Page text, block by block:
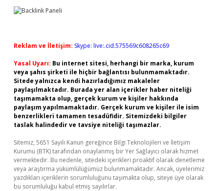
Reklam ve İletişim: Skype: live:.cid.575569c608265c69
Yasal Uyarı: Bu internet sitesi, herhangi bir marka, kurum
veya şahıs şirketi ile hiçbir bağlantısı bulunmamaktadır.
Sitede yalnızca kendi hazırladığımız makaleler
paylaşılmaktadır. Burada yer alan içerikler haber niteliği
taşımamakta olup, gerçek kurum ve kişiler hakkında
paylaşım yapılmamaktadır. Gerçek kurum ve kişiler ile isim
benzerlikleri tamamen tesadüfidir. Sitemizdeki bilgiler
taslak halindedir ve tavsiye niteliği taşımazlar.
Sitemiz, 5651 Sayılı Kanun gereğince Bilgi Teknolojileri ve İletişim
Kurumu (BTK) tarafından onaylanmış bir Yer Sağlayıcı olarak hizmet
vermektedir. Bu nedenle, sitedeki içerikleri proaktif olarak denetleme
veya araştırma yükümlülüğümüz bulunmamaktadır. Ancak, üyelerimiz
yazdıkları içeriklerin sorumluluğunu taşımakta olup, siteye üye olarak
bu sorumluluğu kabul etmiş sayılırlar.